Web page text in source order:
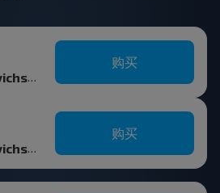
Iodchiki, Ivacevichskiy r-n BRESTSKAYA OBL.
购买
Iodchiki, Ivacevichskiy r-n BRESTSKAYA OBL.
购买